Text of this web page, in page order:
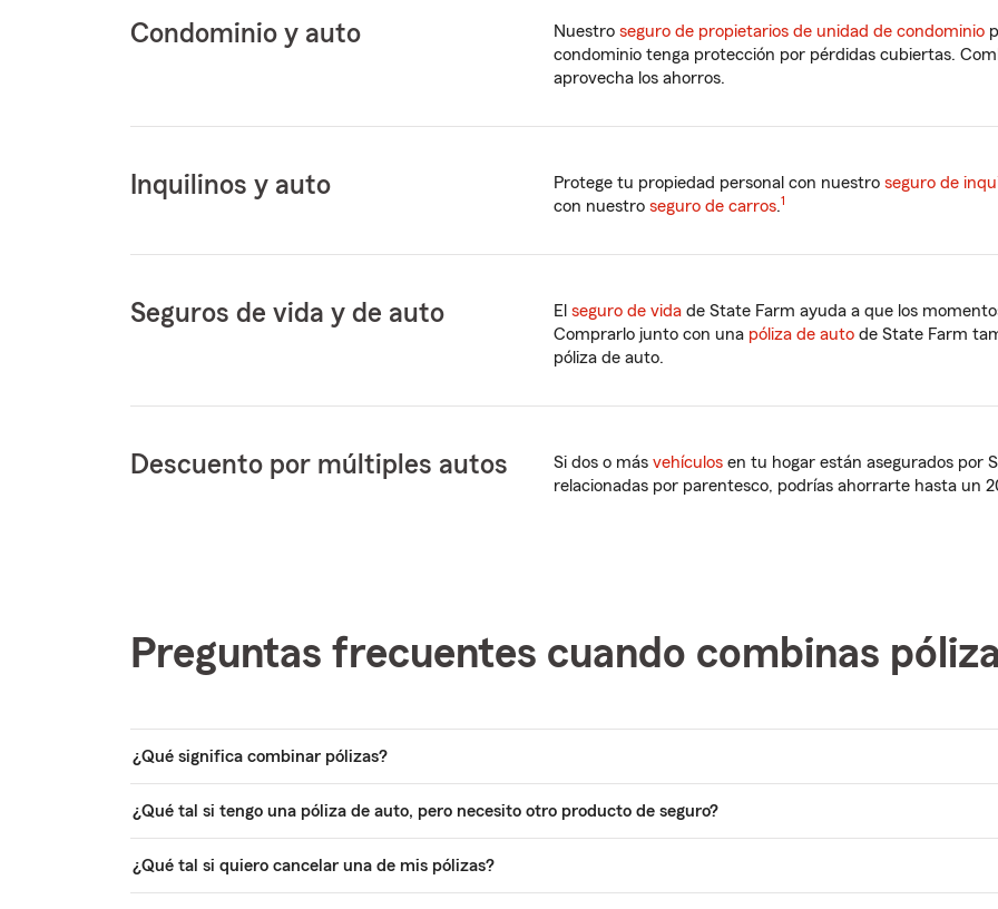
Condominio y auto Nuestro seguro de propietarios de unidad de condominio
condominio tenga protección por pérdidas cubiertas.
aprovecha los ahorros.
Inquilinos y auto Protege tu propiedad personal con nuestro seguro de
con nuestro seguro de carros.1
Seguros de vida y de auto El seguro de vida de State Farm ayuda a que los
Comprarlo junto con una póliza de auto de State Farm
póliza de auto.
Descuento por múltiples autos Si dos o más vehículos en tu hogar están asegurados por
relacionadas por parentesco, podrías ahorrarte hasta un
Preguntas frecuentes cuando combinas
¿Qué significa combinar pólizas?
¿Qué tal si tengo una póliza de auto, pero necesito otro producto de seguro?
¿Qué tal si quiero cancelar una de mis pólizas?